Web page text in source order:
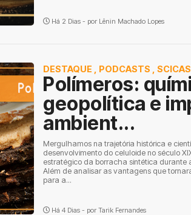
Há 2 Dias - por Lênin Machado Lopes
DESTAQUE PODCASTS
Polímeros:
geopolítica e
ambient...
Mergulhamos na trajetória histórica e
desenvolvimento do celuloide no século
estratégico da borracha sintética durante
Além de analisar as vantagens que
para a...
Há 4 Dias - por Tarik Fernandes